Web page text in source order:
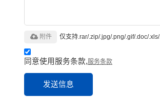
仅支持.rar/.zip/.jpg/.png/.gif/.doc/
附件
同意使用服务条款,服务条款
发送信息